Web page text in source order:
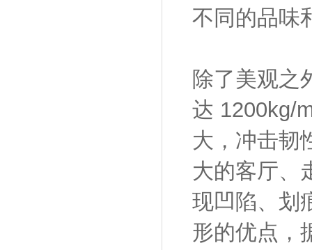
不同的品味
除了美观之
达 1200kg/
大，冲击韧
大的客厅、
现凹陷、划
形的优点，